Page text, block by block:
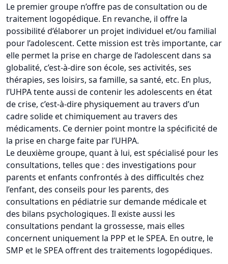
Le premier groupe n’offre pas de consultation ou de
traitement logopédique. En revanche, il offre la
possibilité d’élaborer un projet individuel et/ou familial
pour l’adolescent. Cette mission est très importante, car
elle permet la prise en charge de l’adolescent dans sa
globalité, c’est-à-dire son école, ses activités, ses
thérapies, ses loisirs, sa famille, sa santé, etc. En plus,
l’UHPA tente aussi de contenir les adolescents en état
de crise, c’est-à-dire physiquement au travers d’un
cadre solide et chimiquement au travers des
médicaments. Ce dernier point montre la spécificité de
la prise en charge faite par l’UHPA.
Le deuxième groupe, quant à lui, est spécialisé pour les
consultations, telles que : des investigations pour
parents et enfants confrontés à des difficultés chez
l’enfant, des conseils pour les parents, des
consultations en pédiatrie sur demande médicale et
des bilans psychologiques. Il existe aussi les
consultations pendant la grossesse, mais elles
concernent uniquement la PPP et le SPEA. En outre, le
SMP et le SPEA offrent des traitements logopédiques.